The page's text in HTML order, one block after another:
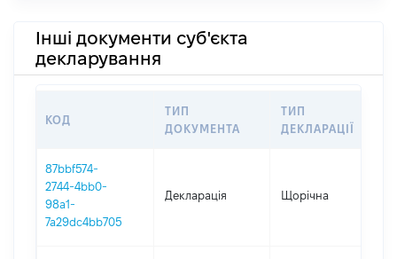
Інші документи суб'єкта
декларування
КОД
ТИП
ДОКУМЕНТА
ТИП
ДЕКЛАРАЦІЇ
87bbf574-
2744-4bb0-
98a1-
7a29dc4bb705
Декларація Щорічна